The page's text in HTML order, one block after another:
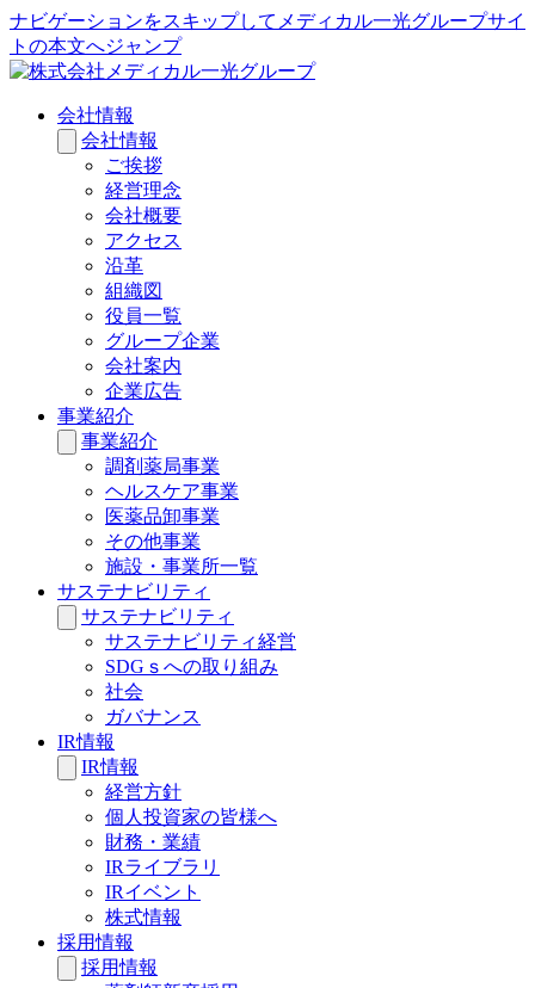
ナビゲーションをスキップしてメディカル一光グループサイ
トの本文へジャンプ
会社情報
会社情報
ご挨拶
経営理念
会社概要
アクセス
沿革
組織図
役員一覧
グループ企業
会社案内
企業広告
事業紹介
事業紹介
調剤薬局事業
ヘルスケア事業
医薬品卸事業
その他事業
施設・事業所一覧
サステナビリティ
サステナビリティ
サステナビリティ経営
SDGｓへの取り組み
社会
ガバナンス
IR情報
IR情報
経営方針
個人投資家の皆様へ
財務・業績
IRライブラリ
IRイベント
株式情報
採用情報
採用情報